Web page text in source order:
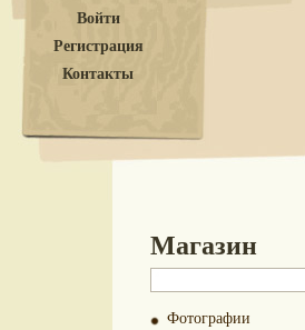
Войти
Регистрация
Контакты
Магазин
Фотографии